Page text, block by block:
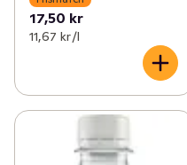
17,50 kr
11,67 kr /l